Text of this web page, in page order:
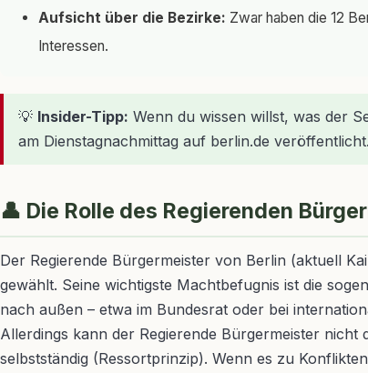
Aufsicht über die Bezirke: Zwar haben die 12
Interessen.
💡 Insider-Tipp: Wenn du wissen willst, was der
am Dienstagnachmittag auf berlin.de
👤 Die Rolle des Regierenden
Der Regierende Bürgermeister von Berlin (aktuell
gewählt. Seine wichtigste Machtbefugnis ist die
nach außen – etwa im Bundesrat oder bei
Allerdings kann der Regierende Bürgermeister
selbstständig (Ressortprinzip). Wenn es zu